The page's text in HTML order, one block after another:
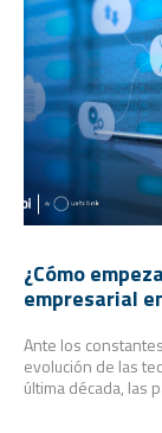
¿Cómo
empresarial
Ante los
evolución de las
última década, las